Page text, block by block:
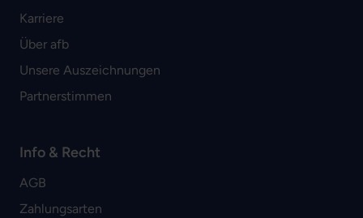
Karriere
Über afb
Unsere Auszeichnungen
Partnerstimmen
Info & Recht
AGB
Zahlungsarten